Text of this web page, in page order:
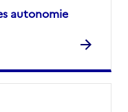
autonomie